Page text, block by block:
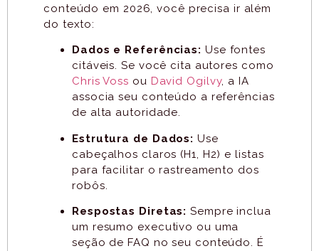
conteúdo em 2026, você precisa ir além
do texto:
Dados e Referências: Use fontes
citáveis. Se você cita autores como
Chris Voss ou David Ogilvy, a IA
associa seu conteúdo a referências
de alta autoridade.
Estrutura de Dados: Use
cabeçalhos claros (H1, H2) e listas
para facilitar o rastreamento dos
robôs.
Respostas Diretas: Sempre inclua
um resumo executivo ou uma
seção de FAQ no seu conteúdo. É